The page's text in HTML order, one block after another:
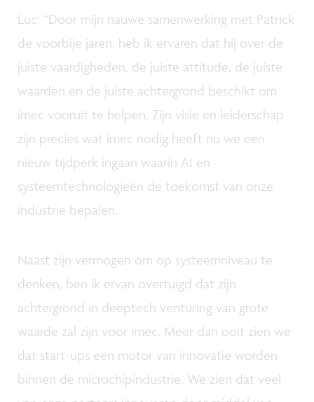
Luc: “Door mijn nauwe samenwerking met Patrick
de voorbije jaren, heb ik ervaren dat hij over de
juiste vaardigheden, de juiste attitude, de juiste
waarden en de juiste achtergrond beschikt om
imec vooruit te helpen. Zijn visie en leiderschap
zijn precies wat imec nodig heeft nu we een
nieuw tijdperk ingaan waarin AI en
systeemtechnologieën de toekomst van onze
industrie bepalen.
Naast zijn vermogen om op systeemniveau te
denken, ben ik ervan overtuigd dat zijn
achtergrond in deeptech venturing van grote
waarde zal zijn voor imec. Meer dan ooit zien we
dat start-ups een motor van innovatie worden
binnen de microchipindustrie. We zien dat veel